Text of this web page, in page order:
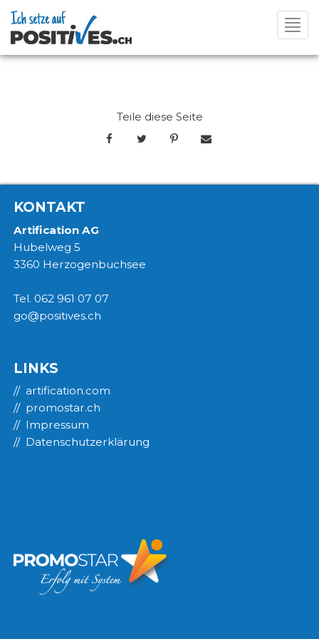
Teile diese Seite
KONTAKT
Artification AG
Hubelweg 5
3360 Herzogenbuchsee
Tel. 062 961 07 07
go@positives.ch
LINKS
artification.com
promostar.ch
Impressum
Datenschutzerklärung